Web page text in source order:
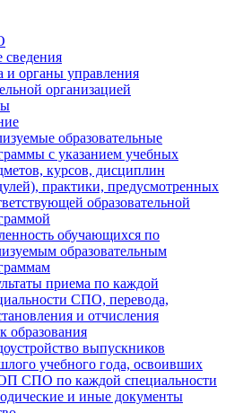
и органы управления
организацией
образовательные
с указанием учебных
курсов, дисциплин
практики, предусмотренных
образовательной
обучающихся по
образовательным
приема по каждой
СПО, перевода,
и отчисления
образования
выпускников
учебного года, освоивших
СПО по каждой специальности
и иные документы